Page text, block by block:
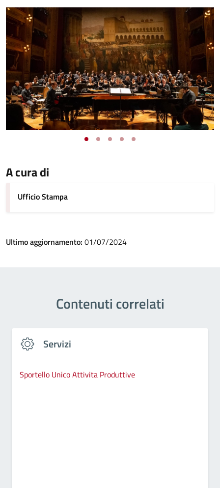
A cura di
Ufficio Stampa
Ultimo aggiornamento: 01/07/2024
Contenuti correlati
Servizi
Sportello Unico Attivita Produttive